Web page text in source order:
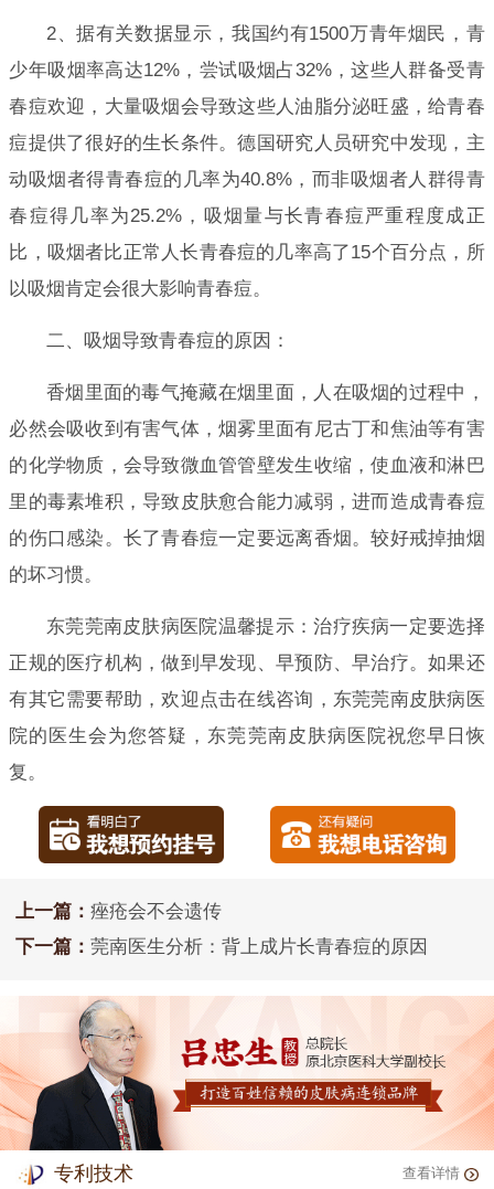
2、据有关数据显示，我国约有1500万青年烟民，青
少年吸烟率高达12%，尝试吸烟占32%，这些人群备受青
春痘欢迎，大量吸烟会导致这些人油脂分泌旺盛，给青春
痘提供了很好的生长条件。德国研究人员研究中发现，主
动吸烟者得青春痘的几率为40.8%，而非吸烟者人群得青
春痘得几率为25.2%，吸烟量与长青春痘严重程度成正
比，吸烟者比正常人长青春痘的几率高了15个百分点，所
以吸烟肯定会很大影响青春痘。
二、吸烟导致青春痘的原因：
香烟里面的毒气掩藏在烟里面，人在吸烟的过程中，
必然会吸收到有害气体，烟雾里面有尼古丁和焦油等有害
的化学物质，会导致微血管管壁发生收缩，使血液和淋巴
里的毒素堆积，导致皮肤愈合能力减弱，进而造成青春痘
的伤口感染。长了青春痘一定要远离香烟。较好戒掉抽烟
的坏习惯。
东莞莞南皮肤病医院温馨提示：治疗疾病一定要选择
正规的医疗机构，做到早发现、早预防、早治疗。如果还
有其它需要帮助，欢迎点击在线咨询，东莞莞南皮肤病医
院的医生会为您答疑，东莞莞南皮肤病医院祝您早日恢
复。
上一篇： 痤疮会不会遗传
下一篇： 莞南医生分析：背上成片长青春痘的原因
专利技术 查看详情